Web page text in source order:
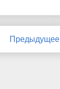
Предыдущее